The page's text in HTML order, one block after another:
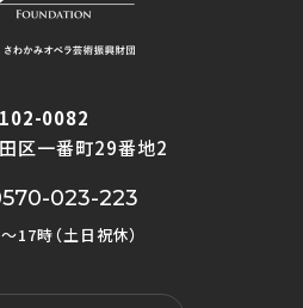
0082
区一番町29番地2
023-223
17時（土日祝休）